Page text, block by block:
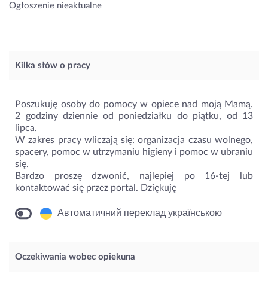
Ogłoszenie nieaktualne
Kilka słów o pracy
Poszukuję osoby do pomocy w opiece nad moją Mamą.
2 godziny dziennie od poniedziałku do piątku, od 13
lipca.
W zakres pracy wliczają się: organizacja czasu wolnego,
spacery, pomoc w utrzymaniu higieny i pomoc w ubraniu
się.
Bardzo proszę dzwonić, najlepiej po 16-tej lub
kontaktować się przez portal. Dziękuję
Автоматичний переклад українською
Oczekiwania wobec opiekuna